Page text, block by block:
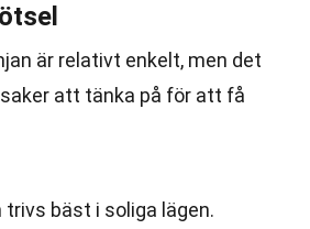
är relativt enkelt, men det
att tänka på för att få
bäst i soliga lägen.